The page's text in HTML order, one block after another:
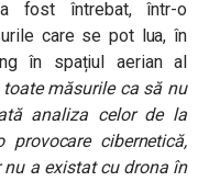
fost întrebat, într-o
care se pot lua, în
în spațiul aerian al
toate măsurile ca să nu
analiza celor de la
cibernetică,
a existat cu drona în